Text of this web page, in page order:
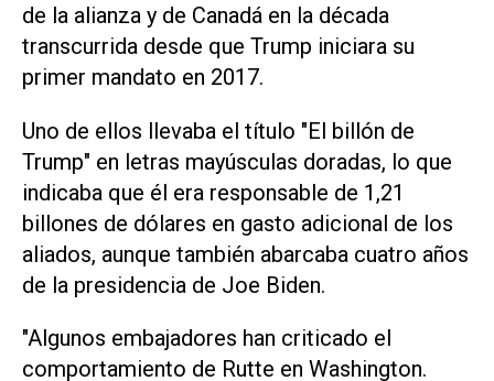
de la alianza y de Canadá en la década
transcurrida desde que Trump iniciara su
primer mandato en 2017.
Uno de ellos llevaba el título "El billón de
Trump" en letras mayúsculas doradas, lo que
indicaba que él era responsable de 1,21
billones de dólares en gasto adicional de los
aliados, aunque también abarcaba cuatro años
de la presidencia de Joe Biden.
"Algunos embajadores han criticado el
comportamiento de Rutte en Washington.